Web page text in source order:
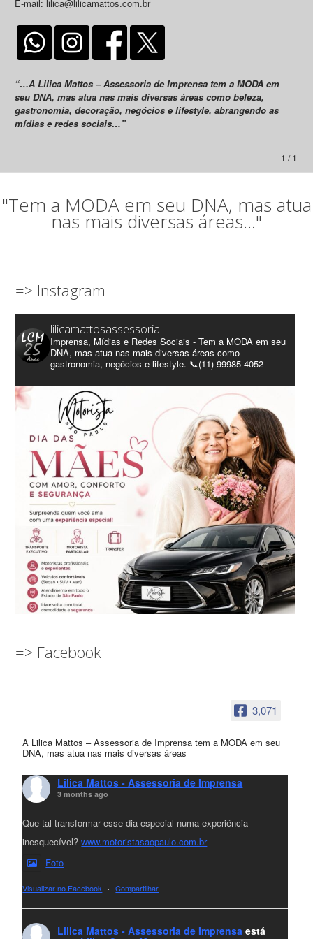
E-mail: lilica@lilicamattos.com.br
“…A Lilica Mattos – Assessoria de Imprensa tem a MODA em
seu DNA, mas atua nas mais diversas áreas como beleza,
gastronomia, decoração, negócios e lifestyle, abrangendo as
mídias e redes sociais…”
1 / 1
"Tem a MODA em seu DNA, mas atua
nas mais diversas áreas..."
=> Instagram
lilicamattosassessoria
Imprensa, Mídias e Redes Sociais - Tem a MODA em seu
DNA, mas atua nas mais diversas áreas como
gastronomia, negócios e lifestyle. 📞(11) 99985-4052
=> Facebook
3,071
A Lilica Mattos – Assessoria de Imprensa tem a MODA em seu
DNA, mas atua nas mais diversas áreas
Lilica Mattos - Assessoria de Imprensa
3 months ago
Que tal transformar esse dia especial numa experiência
inesquecível?www.motoristasaopaulo.com.br
Foto
Visualizar no Facebook · Compartilhar
Lilica Mattos - Assessoria de Imprensa está